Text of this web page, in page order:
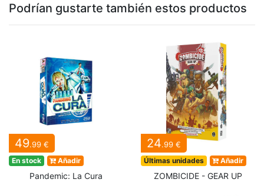
Podrían gustarte también estos productos
49.99 €
En stock Añadir
Pandemic: La Cura
24.99 €
Últimas unidades Añadir
ZOMBICIDE - GEAR UP